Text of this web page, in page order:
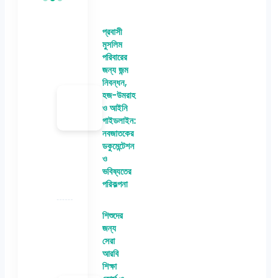
প্রবাসী
মুসলিম
পরিবারের
জন্য জন্ম
নিবন্ধন,
হজ-উমরাহ
ও আইনি
গাইডলাইন:
নবজাতকের
ডকুমেন্টেশন
ও
ভবিষ্যতের
পরিকল্পনা
শিশুদের
জন্য
সেরা
আরবি
শিক্ষা